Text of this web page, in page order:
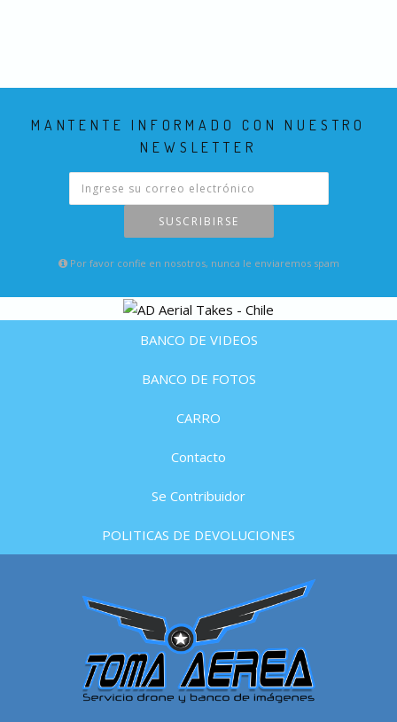
MANTENTE INFORMADO CON NUESTRO
NEWSLETTER
SUSCRIBIRSE
Por favor confie en nosotros, nunca le enviaremos spam
BANCO DE VIDEOS
BANCO DE FOTOS
CARRO
Contacto
Se Contribuidor
POLITICAS DE DEVOLUCIONES